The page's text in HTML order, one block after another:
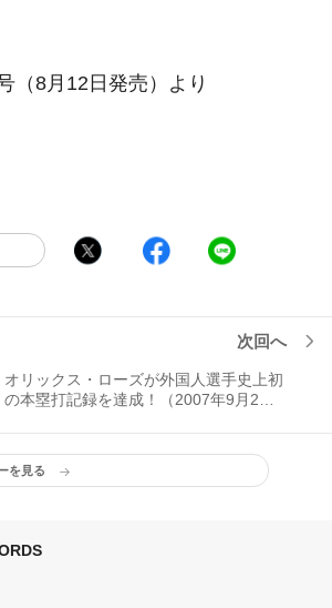
（8月12日発売）より
次回へ
オリックス・ローズが外国人選手史上初
の本塁打記録を達成！（2007年9月2
を見る